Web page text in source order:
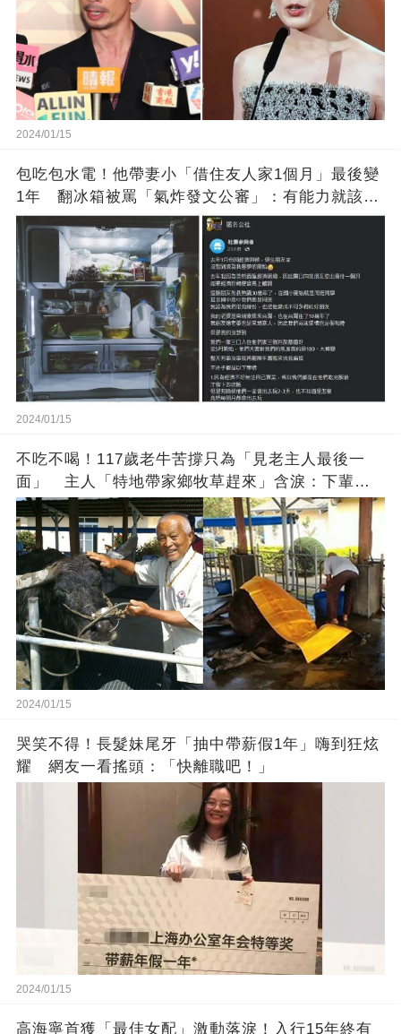
2024/01/15
包吃包水電！他帶妻小「借住友人家1個月」最後變
1年 翻冰箱被罵「氣炸發文公審」：有能力就該大
方
2024/01/15
不吃不喝！117歲老牛苦撐只為「見老主人最後一
面」 主人「特地帶家鄉牧草趕來」含淚：下輩子
找個好人家
2024/01/15
哭笑不得！長髮妹尾牙「抽中帶薪假1年」嗨到狂炫
耀 網友一看搖頭：「快離職吧！」
2024/01/15
高海寧首獲「最佳女配」激動落淚！入行15年終有